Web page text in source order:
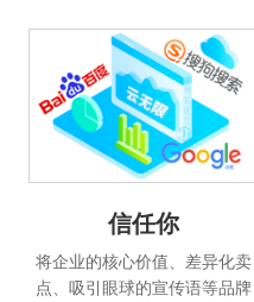
信任你
将企业的核心价值、差异化卖
点、吸引眼球的宣传语等品牌